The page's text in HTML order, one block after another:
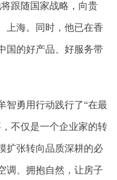
跟随国家战略，向贵
上海。同时，他已在香
国的好产品、好服务带
智勇用行动践行了“在最
不仅是一个企业家的转
扩张转向品质深耕的必
调、拥抱自然，让房子